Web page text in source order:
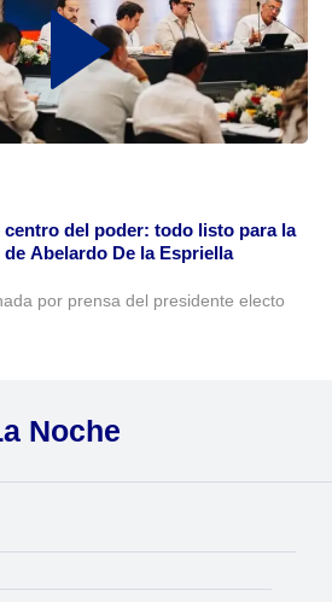
centro del poder: todo listo para la
Abelardo De la Espriella
por prensa del presidente electo
Noche